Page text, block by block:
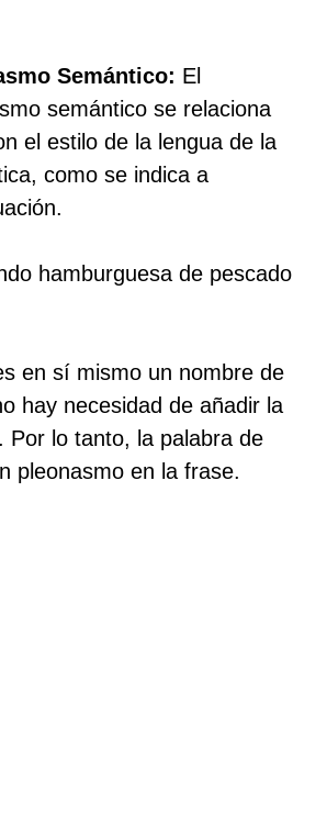
Semántico: El
semántico se relaciona
el estilo de la lengua de la
como se indica a
hamburguesa de pescado
en sí mismo un nombre de
hay necesidad de añadir la
Por lo tanto, la palabra de
pleonasmo en la frase.